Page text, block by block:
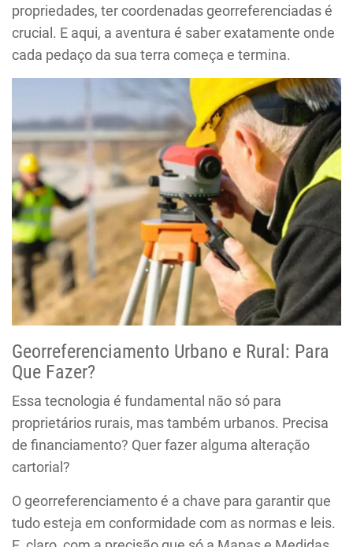
propriedades, ter coordenadas georreferenciadas é
crucial. E aqui, a aventura é saber exatamente onde
cada pedaço da sua terra começa e termina.
Georreferenciamento Urbano e Rural: Para
Que Fazer?
Essa tecnologia é fundamental não só para
proprietários rurais, mas também urbanos. Precisa
de financiamento? Quer fazer alguma alteração
cartorial?
O georreferenciamento é a chave para garantir que
tudo esteja em conformidade com as normas e leis.